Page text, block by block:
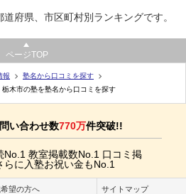
府県、市区町村別ランキングです。
ページTOP
報
塾名から口コミを探す
栃木市の塾を塾名から口コミを探す
い合わせ数770万件突破!!
望の方へ サイトマップ